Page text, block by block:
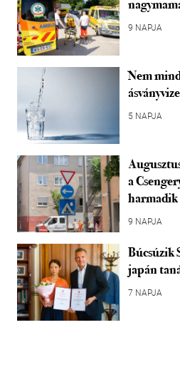
9 NAPJA
Nem
5 NAPJA
a
9 NAPJA
Búcsúzik
japán
7 NAPJA